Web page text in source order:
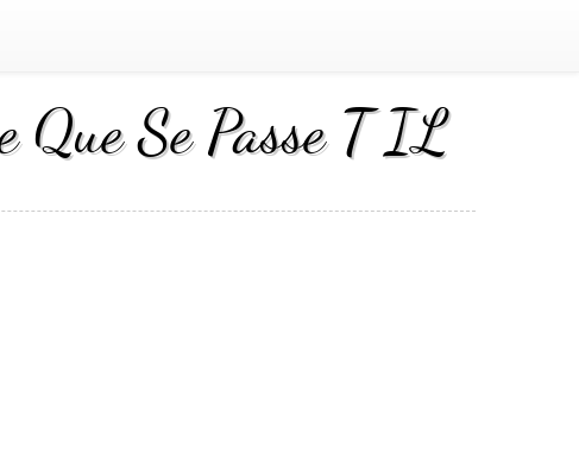
Que Se Passe T IL